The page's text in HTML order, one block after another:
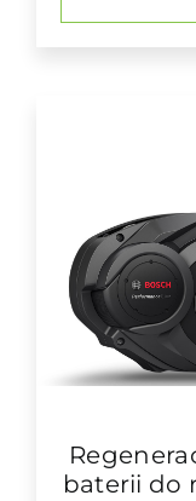
baterii do